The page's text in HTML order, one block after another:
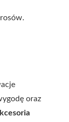
oraz